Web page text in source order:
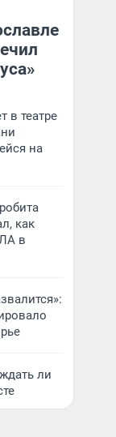
в театре
на
как
в
ли